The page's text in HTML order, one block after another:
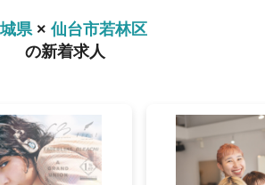
県× 仙台市若林区
の新着求人